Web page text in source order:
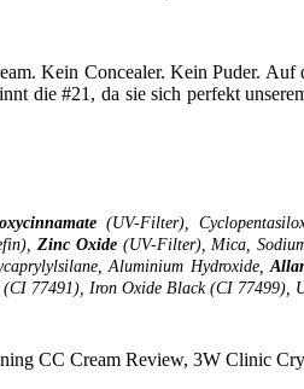
Kein Concealer. Kein Puder. Auf
die #21, da sie sich perfekt
(UV-Filter),
Zinc Oxide(UV-Filter), Mica,
Aluminium Hydroxide,
77491), Iron Oxide Black (CI 77499),